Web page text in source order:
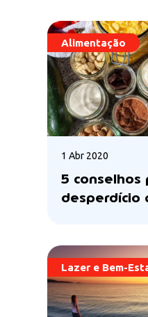
Alimentação
1 Abr 2020
5 conselhos
desperdício
Lazer e Bem-